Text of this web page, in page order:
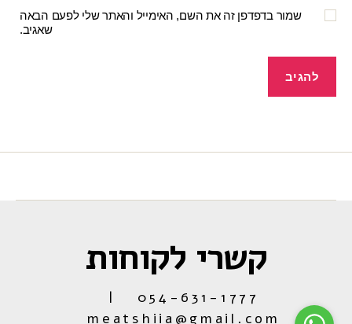
שמור בדפדפן זה את השם, האימייל והאתר שלי לפעם הבאה
שאגיב.
קשרי לקוחות
054-631-1777 |
meatshiia@gmail.com